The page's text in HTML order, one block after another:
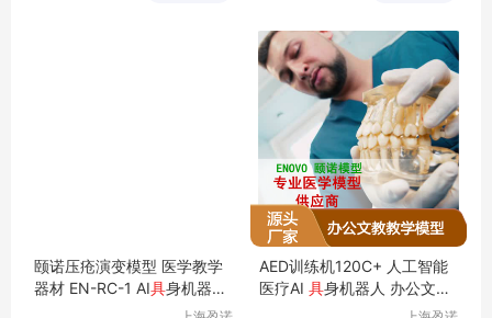
颐诺压疮演变模型 医学教学
器材 EN-RC-1 AI具身机器人
AED训练机120C+ 人工智能
医疗AI 具身机器人 办公文教